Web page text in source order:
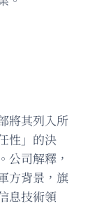
將其列入所
性」的決
公司解釋，
方背景，旗
息技術領